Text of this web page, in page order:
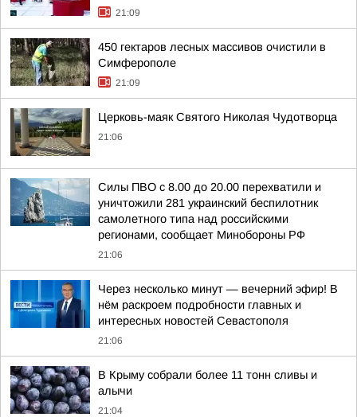
21:09
450 гектаров лесных массивов очистили в
Симферополе
21:09
Церковь-маяк Святого Николая Чудотворца
21:06
Силы ПВО с 8.00 до 20.00 перехватили и
уничтожили 281 украинский беспилотник
самолетного типа над российскими
регионами, сообщает Минобороны РФ
21:06
Через несколько минут — вечерний эфир! В
нём раскроем подробности главных и
интересных новостей Севастополя
21:06
В Крыму собрали более 11 тонн сливы и
алычи
21:04